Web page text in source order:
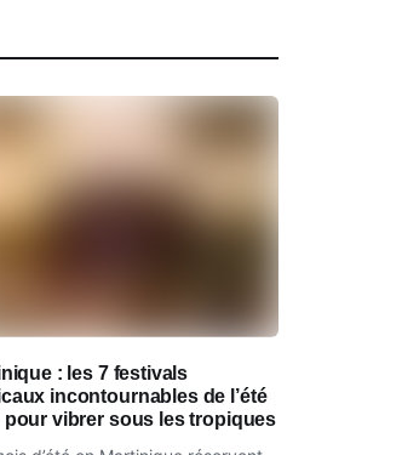
: les 7 festivals
incontournables de l’été
pour vibrer sous les tropiques